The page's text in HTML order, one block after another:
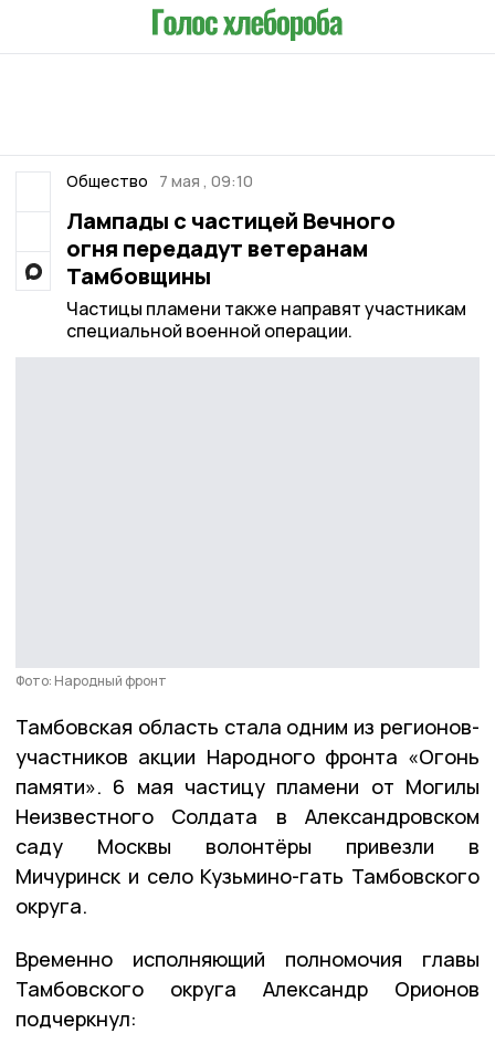
Общество 7 мая , 09:10
Лампады с частицей Вечного
огня передадут ветеранам
Тамбовщины
Частицы пламени также направят участникам
специальной военной операции.
Фото: Народный фронт
Тамбовская область стала одним из регионов-
участников акции Народного фронта «Огонь
памяти». 6 мая частицу пламени от Могилы
Неизвестного Солдата в Александровском
саду Москвы волонтёры привезли в
Мичуринск и село Кузьмино-гать Тамбовского
округа.
Временно исполняющий полномочия главы
Тамбовского округа Александр Орионов
подчеркнул: